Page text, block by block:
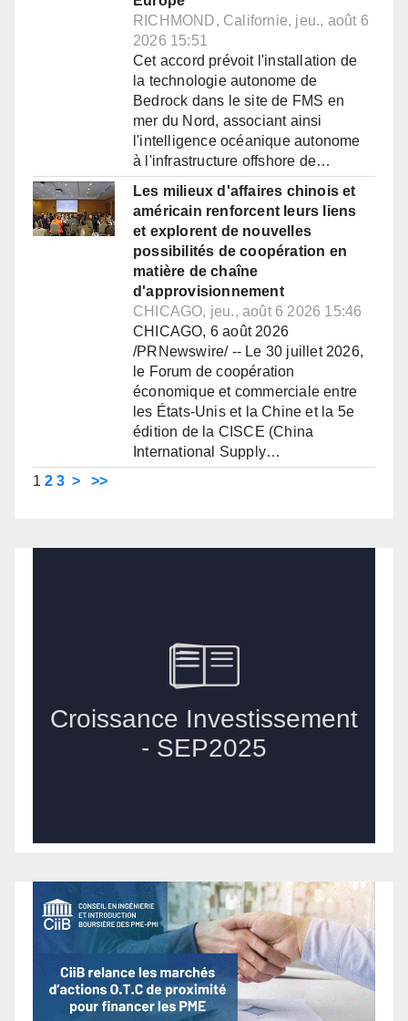
RICHMOND, Californie, jeu., août 6
2026 15:51
Cet accord prévoit l'installation de
la technologie autonome de
Bedrock dans le site de FMS en
mer du Nord, associant ainsi
l'intelligence océanique autonome
à l'infrastructure offshore de…
Les milieux d'affaires chinois et
américain renforcent leurs liens
et explorent de nouvelles
possibilités de coopération en
matière de chaîne
d'approvisionnement
CHICAGO, jeu., août 6 2026 15:46
CHICAGO, 6 août 2026
/PRNewswire/ -- Le 30 juillet 2026,
le Forum de coopération
économique et commerciale entre
les États-Unis et la Chine et la 5e
édition de la CISCE (China
International Supply…
1 2 3 > >>